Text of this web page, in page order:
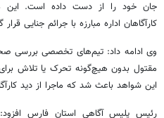
جان خود را از دست داده است. این
کارآگاهان اداره مبارزه با جرائم جنایی
وی ادامه داد: تیم‌های تخصصی بررسی
مقتول بدون هیچ‌گونه تحرک یا تلاش
این شواهد باعث شد که ماجرا از دید
رئیس پلیس آگاهی استان فارس